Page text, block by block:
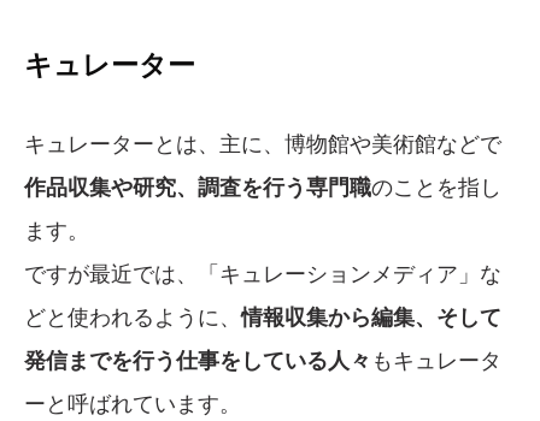
キュレーター
キュレーターとは、主に、博物館や美術館などで
作品収集や研究、調査を行う専門職のことを指し
ます。
ですが最近では、「キュレーションメディア」な
どと使われるように、情報収集から編集、そして
発信までを行う仕事をしている人々 もキュレータ
ーと呼ばれています。